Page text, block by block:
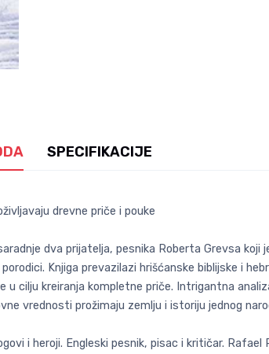
SPECIFIKACIJE
drevne priče i pouke
dva prijatelja, pesnika Roberta Grevsa
Knjiga prevazilazi hrišćanske biblijske i
cilju kreiranja kompletne priče. Intrigantna
vrednosti prožimaju zemlju i istoriju jednog
i heroji. Engleski pesnik, pisac i kritičar.